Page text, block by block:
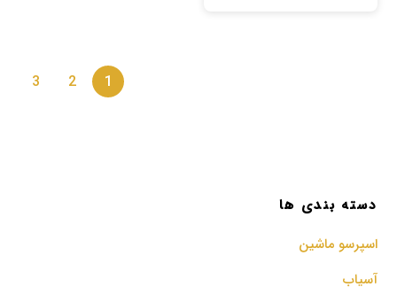
1
2
3
دسته بندی ها
اسپرسو‌ ماشین
آسیاب